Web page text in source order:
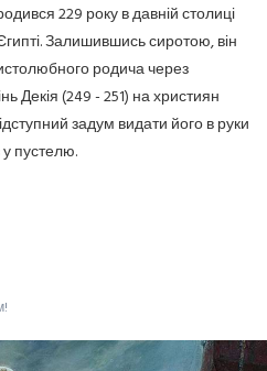
229 року в давній столиці
Залишившись сиротою, він
родича через
Декія (249 - 251) на християн
задум видати його в руки
у пустелю.